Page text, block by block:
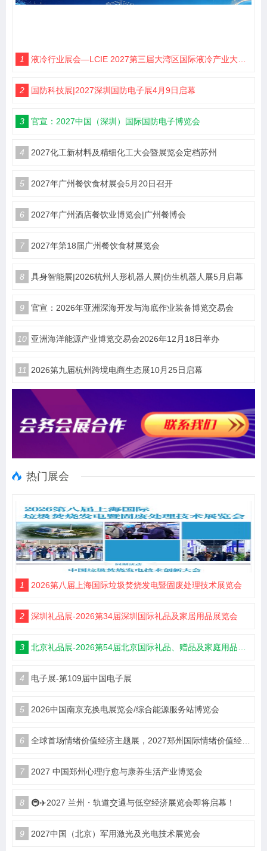
1 液冷行业展会—LCIE 2027第三届大湾区国际液冷产业大会暨展览会（深圳）
2 国防科技展|2027深圳国防电子展4月9日启幕
3 官宣：2027中国（深圳）国际国防电子博览会
4 2027化工新材料及精细化工大会暨展览会定档苏州
5 2027年广州餐饮食材展会5月20日召开
6 2027年广州酒店餐饮业博览会|广州餐博会
7 2027年第18届广州餐饮食材展览会
8 具身智能展|2026杭州人形机器人展|仿生机器人展5月启幕
9 官宣：2026年亚洲深海开发与海底作业装备博览交易会
10 亚洲海洋能源产业博览交易会2026年12月18日举办
11 2026第九届杭州跨境电商生态展10月25日启幕
热门展会
1 2026第八届上海国际垃圾焚烧发电暨固废处理技术展览会
2 深圳礼品展-2026第34届深圳国际礼品及家居用品展览会
3 北京礼品展-2026第54届北京国际礼品、赠品及家庭用品展览会
4 电子展-第109届中国电子展
5 2026中国南京充换电展览会/综合能源服务站博览会
6 全球首场情绪价值经济主题展，2027郑州国际情绪价值经济博览会
7 2027 中国郑州心理疗愈与康养生活产业博览会
8 🚇✈️2027 兰州・轨道交通与低空经济展览会即将启幕！
9 2027中国（北京）军用激光及光电技术展览会